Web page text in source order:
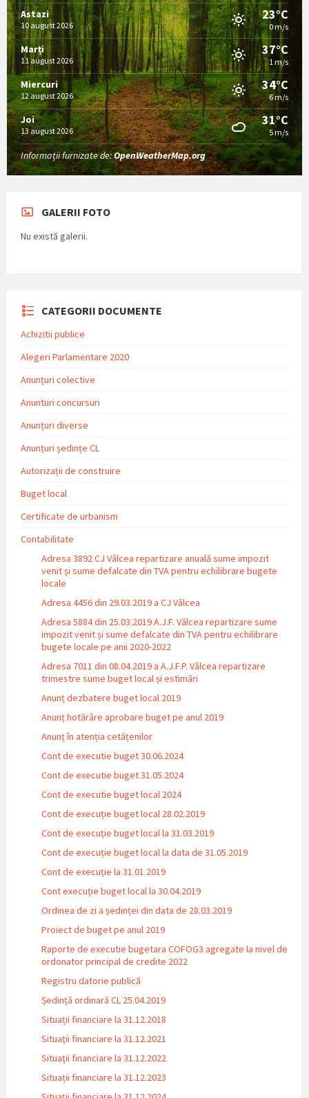
Astazi
10 august 2026
23°C
0 m/s
Marți
11 august 2026
37°C
1 m/s
Miercuri
12 august 2026
34°C
6 m/s
Joi
13 august 2026
31°C
5 m/s
Informații furnizate de:OpenWeatherMap.org
GALERII FOTO
Nu există galerii.
CATEGORII DOCUMENTE
Achizitii publice
Alegeri Parlamentare 2020
Anunțuri colective
Anunturi concursuri
Anunțuri diverse
Anunțuri ședințe CL
Autorizații de construire
Buget local
Certificate de urbanism
Contabilitate
Adresa 3892 CJ Vâlcea repartizare anuală sume impozit
venit și sume defalcate din TVA pentru echilibrare bugete
locale
Adresa 4456 din 29.03.2019 a CJ Vâlcea
Adresa 5884 din 25.03.2019 A.J.F. Vâlcea repartizare sume
impozit venit și sume defalcate din TVA pentru echilibrare
bugete locale pe anii 2020-2022
Adresa 7011 din 08.04.2019 a A.J.F.P. Vâlcea repartizare
trimestre sume buget local și estimări
Anunț dezbatere buget local 2019
Anunț hotărâre aprobare buget pe anul 2019
Anunț în atenția cetățenilor
Cont de executie buget 30.06.2024
Cont de executie buget 31.05.2024
Cont de executie buget local 2024
Cont de execuție buget local 28.02.2019
Cont de execuție buget local la 31.03.2019
Cont de execuție buget local la data de 31.05.2019
Cont de execuție la 31.01.2019
Cont execuție buget local la 30.04.2019
Ordinea de zi a ședinței din data de 28.03.2019
Proiect de buget pe anul 2019
Raporte de executie bugetara COFOG3 agregate la nivel de
ordonator principal de credite 2022
Registru datorie publică
Ședință ordinară CL 25.04.2019
Situații financiare la 31.12.2018
Situaţii financiare la 31.12.2021
Situaţii financiare la 31.12.2022
Situații financiare la 31.12.2023